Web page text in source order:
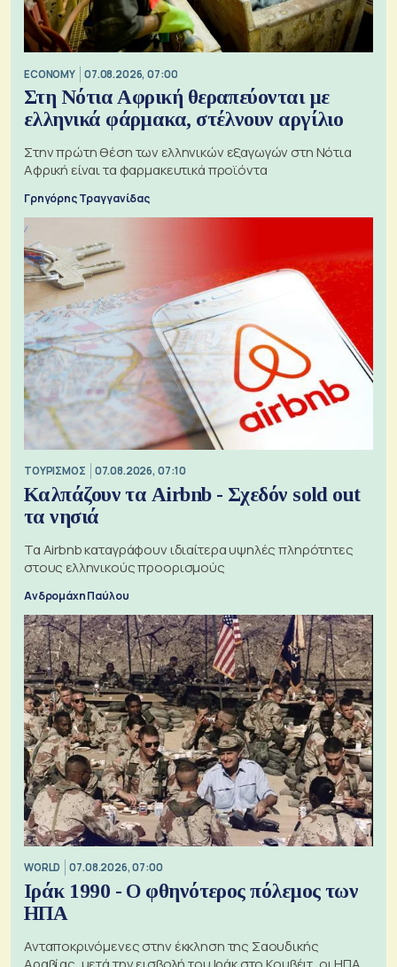
ECONOMY 07.08.2026, 07:00
Στη Νότια Αφρική θεραπεύονται με
ελληνικά φάρμακα, στέλνουν αργίλιο
Στην πρώτη θέση των ελληνικών εξαγωγών στη Νότια
Αφρική είναι τα φαρμακευτικά προϊόντα
Γρηγόρης Τραγγανίδας
ΤΟΥΡΙΣΜΟΣ 07.08.2026, 07:10
Καλπάζουν τα Airbnb - Σχεδόν sold out
τα νησιά
Τα Airbnb καταγράφουν ιδιαίτερα υψηλές πληρότητες
στους ελληνικούς προορισμούς
Ανδρομάχη Παύλου
WORLD 07.08.2026, 07:00
Ιράκ 1990 - Ο φθηνότερος πόλεμος των
ΗΠΑ
Ανταποκρινόμενες στην έκκληση της Σαουδικής